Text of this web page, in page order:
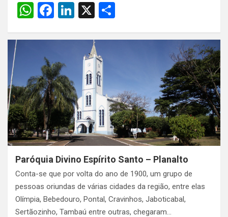
W
at
A
p
p
F
ce
b
o
o
k
Li
ke
dI
n
X
ar
Paróquia Divino Espírito Santo – Planalto
Conta-se que por volta do ano de 1900, um grupo de
pessoas oriundas de várias cidades da região, entre elas
Olímpia, Bebedouro, Pontal, Cravinhos, Jaboticabal,
Sertãozinho, Tambaú entre outras, chegaram…